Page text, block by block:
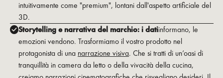
intuitivamente come "premium", lontani dall'aspetto artificiale del
3D.
Storytelling e narrativa del marchio: i datiinformano, le
emozioni vendono. Trasformiamo il vostro prodotto nel
protagonista di una narrazione visiva. Che si tratti di un’oasi di
tranquillità in camera da letto o della vivacità della cucina,